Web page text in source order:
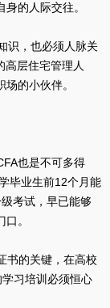
的人际交往。
识，也必须人脉关
高层住宅管理人
的小伙伴。
也是不可多得
毕业生前12个月能
考试，早已能够
。
书的关键，在高校
习培训必须恒心